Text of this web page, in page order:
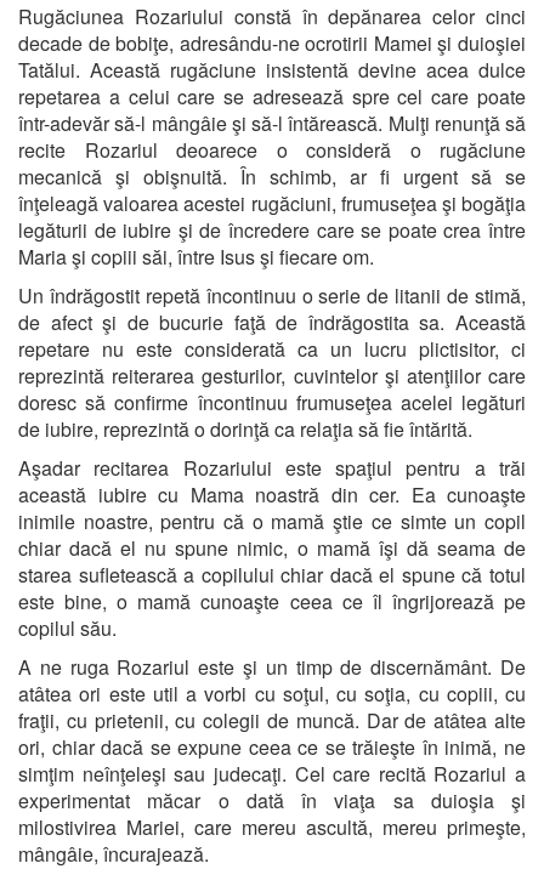
Rugăciunea Rozariului constă în depănarea celor cinci
decade de bobiţe, adresându-ne ocrotirii Mamei şi duioşiei
Tatălui. Această rugăciune insistentă devine acea dulce
repetarea a celui care se adresează spre cel care poate
într-adevăr să-l mângâie şi să-l întărească. Mulţi renunţă să
recite Rozariul deoarece o consideră o rugăciune
mecanică şi obişnuită. În schimb, ar fi urgent să se
înţeleagă valoarea acestei rugăciuni, frumuseţea şi bogăţia
legăturii de iubire şi de încredere care se poate crea între
Maria şi copiii săi, între Isus şi fiecare om.
Un îndrăgostit repetă încontinuu o serie de litanii de stimă,
de afect şi de bucurie faţă de îndrăgostita sa. Această
repetare nu este considerată ca un lucru plictisitor, ci
reprezintă reiterarea gesturilor, cuvintelor şi atenţiilor care
doresc să confirme încontinuu frumuseţea acelei legături
de iubire, reprezintă o dorinţă ca relaţia să fie întărită.
Aşadar recitarea Rozariului este spaţiul pentru a trăi
această iubire cu Mama noastră din cer. Ea cunoaşte
inimile noastre, pentru că o mamă ştie ce simte un copil
chiar dacă el nu spune nimic, o mamă îşi dă seama de
starea sufletească a copilului chiar dacă el spune că totul
este bine, o mamă cunoaşte ceea ce îl îngrijorează pe
copilul său.
A ne ruga Rozariul este şi un timp de discernământ. De
atâtea ori este util a vorbi cu soţul, cu soţia, cu copiii, cu
fraţii, cu prietenii, cu colegii de muncă. Dar de atâtea alte
ori, chiar dacă se expune ceea ce se trăieşte în inimă, ne
simţim neînţeleşi sau judecaţi. Cel care recită Rozariul a
experimentat măcar o dată în viaţa sa duioşia şi
milostivirea Mariei, care mereu ascultă, mereu primeşte,
mângâie, încurajează.